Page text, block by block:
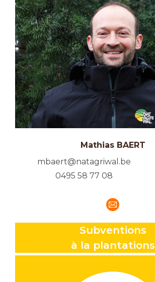
Mathias BAERT
mbaert@natagriwal.be
0495 58 77 08
E-
mail
Subventions
à la plantations